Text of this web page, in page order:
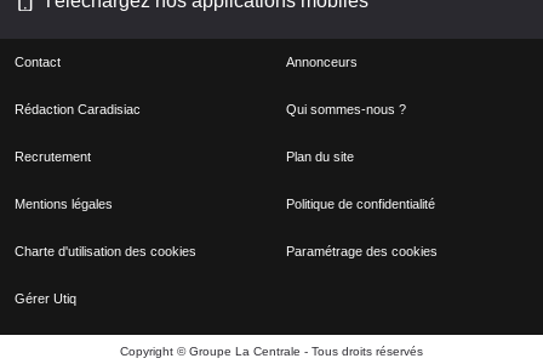
Contact Annonceurs
Rédaction Caradisiac Qui sommes-nous ?
Recrutement Plan du site
Mentions légales Politique de confidentialité
Charte d'utilisation des cookies Paramétrage des cookies
Gérer Utiq
Copyright © Groupe La Centrale - Tous droits réservés